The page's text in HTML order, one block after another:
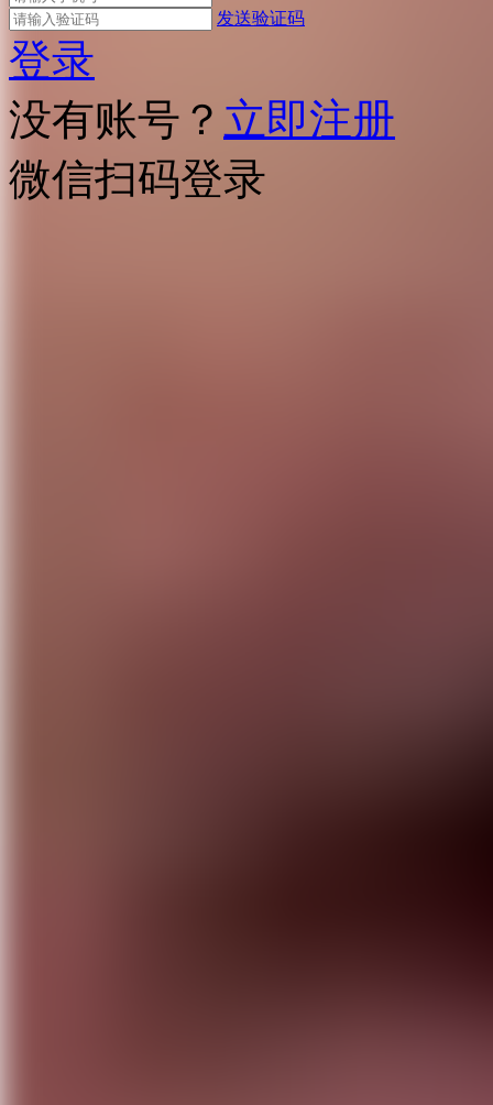
发送验证码
登录
没有账号？ 立即注册
微信扫码登录